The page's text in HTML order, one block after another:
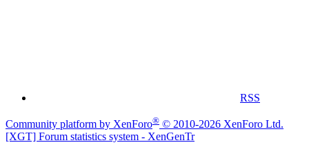
RSS
Community platform by XenForo® © 2010-2026 XenForo Ltd.
[XGT] Forum statistics system - XenGenTr